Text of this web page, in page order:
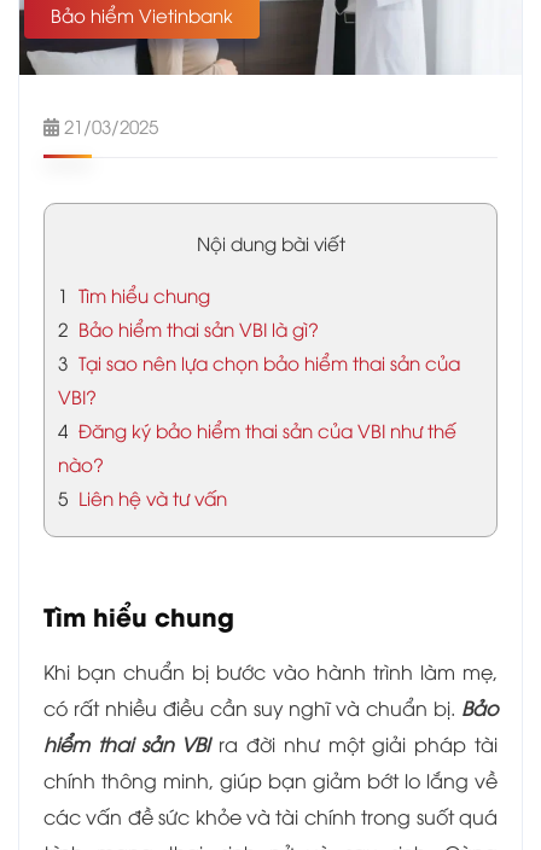
Bảo hiểm Vietinbank
21/03/2025
Nội dung bài viết
1 Tìm hiểu chung
2 Bảo hiểm thai sản VBI là gì?
3 Tại sao nên lựa chọn bảo hiểm thai sản của
VBI?
4 Đăng ký bảo hiểm thai sản của VBI như thế
nào?
5 Liên hệ và tư vấn
Tìm hiểu chung
Khi bạn chuẩn bị bước vào hành trình làm mẹ,
có rất nhiều điều cần suy nghĩ và chuẩn bị. Bảo
hiểm thai sản VBIra đời như một giải pháp tài
chính thông minh, giúp bạn giảm bớt lo lắng về
các vấn đề sức khỏe và tài chính trong suốt quá